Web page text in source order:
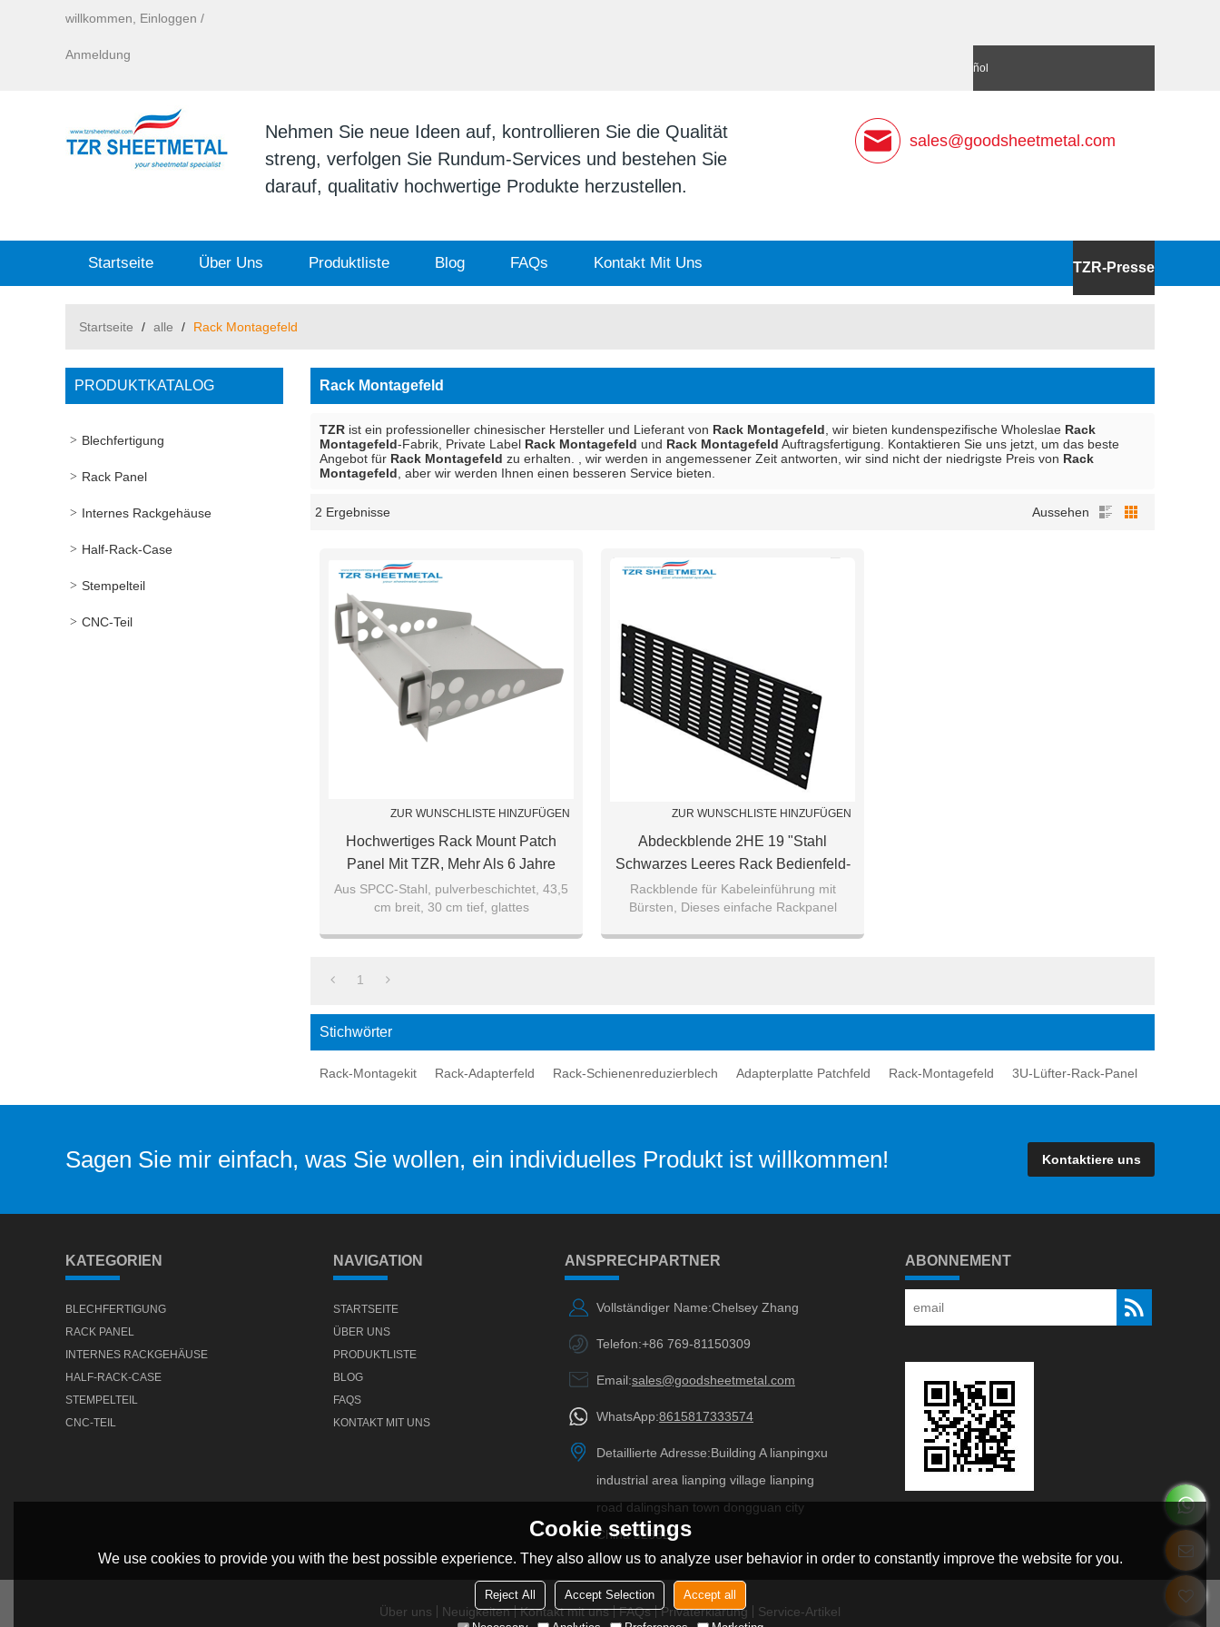
willkommen, Einloggen /
Anmeldung
Español
Nehmen Sie neue Ideen auf, kontrollieren Sie die Qualität
streng, verfolgen Sie Rundum-Services und bestehen Sie
darauf, qualitativ hochwertige Produkte herzustellen.
sales@goodsheetmetal.com
Startseite Über Uns Produktliste Blog FAQs Kontakt Mit Uns TZR-Presse
Startseite / alle / Rack Montagefeld
PRODUKTKATALOG
Blechfertigung
Rack Panel
Internes Rackgehäuse
Half-Rack-Case
Stempelteil
CNC-Teil
Rack Montagefeld
TZR ist ein professioneller chinesischer Hersteller und Lieferant von Rack Montagefeld , wir bieten kundenspezifische Wholeslae Rack
Montagefeld-Fabrik, Private Label Rack Montagefeld und Rack Montagefeld Auftragsfertigung. Kontaktieren Sie uns jetzt, um das beste
Angebot für Rack Montagefeld zu erhalten. , wir werden in angemessener Zeit antworten, wir sind nicht der niedrigste Preis von Rack
Montagefeld , aber wir werden Ihnen einen besseren Service bieten.
2 Ergebnisse Aussehen
ZUR WUNSCHLISTE HINZUFÜGEN
Hochwertiges Rack Mount Patch
Panel Mit TZR, Mehr Als 6 Jahre
Erfahrung
Aus SPCC-Stahl, pulverbeschichtet, 43,5
cm breit, 30 cm tief, glattes
ZUR WUNSCHLISTE HINZUFÜGEN
Abdeckblende 2HE 19 "Stahl
Schwarzes Leeres Rack Bedienfeld-
Füllfeld Rack-Montagefeld
Rackblende für Kabeleinführung mit
Bürsten, Dieses einfache Rackpanel
auf.
1
Stichwörter
Rack-Montagekit Rack-Adapterfeld Rack-Schienenreduzierblech Adapterplatte Patchfeld Rack-Montagefeld 3U-Lüfter-Rack-Panel
Sagen Sie mir einfach, was Sie wollen, ein individuelles Produkt ist willkommen! Kontaktiere uns
KATEGORIEN
BLECHFERTIGUNG
RACK PANEL
INTERNES RACKGEHÄUSE
HALF-RACK-CASE
STEMPELTEIL
CNC-TEIL
NAVIGATION
STARTSEITE
ÜBER UNS
PRODUKTLISTE
BLOG
FAQS
KONTAKT MIT UNS
ANSPRECHPARTNER
Vollständiger Name:Chelsey Zhang
Telefon:+86 769-81150309
Email:sales@goodsheetmetal.com
WhatsApp:8615817333574
Detaillierte Adresse:Building A lianpingxu
industrial area lianping village lianping
road dalingshan town dongguan city
China 523820
ABONNEMENT
Über uns Neuigkeiten Kontakt mit uns FAQs Privaterklärung Service-Artikel
Cookie settings
We use cookies to provide you with the best possible experience. They also allow us to analyze user behavior in order to constantly improve the website for you.
Reject All Accept Selection Accept all